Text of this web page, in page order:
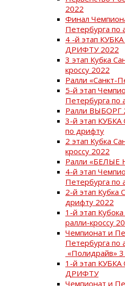
2022
Финал
Петербурга по
4 -й этап
ДРИФТУ 2022
3 этап Кубка
кроссу 2022
Ралли «Санкт-
5-й этап
Петербурга по
Ралли ВЫБОРГ
3-й этап
по дрифту
2 этап Кубка
кроссу 2022
Ралли «БЕЛЫЕ
4-й этап
Петербурга по
2-й этап Кубка
дрифту 2022
1-й этап
ралли-кроссу
Чемпионат и
Петербурга по
«Полидрайв» 3
1-й этап
ДРИФТУ
Чемпионат и